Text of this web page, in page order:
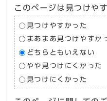
このページは見つけや
見つけやすかった
まあまあ見つけやすか
どちらともいえない
やや見つけにくかった
見つけにくかった